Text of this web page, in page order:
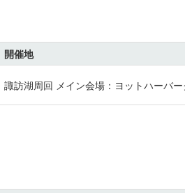
開催地
諏訪湖周回 メイン会場：ヨットハーバ